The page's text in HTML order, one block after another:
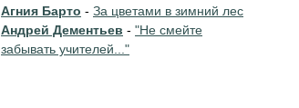
Агния Барто - За цветами в зимний лес
Андрей Дементьев - "Не смейте
забывать учителей..."